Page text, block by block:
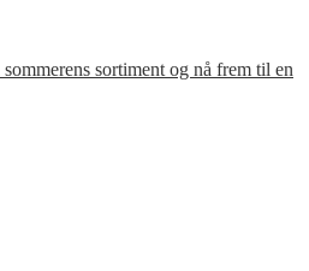
sortiment og nå frem til en